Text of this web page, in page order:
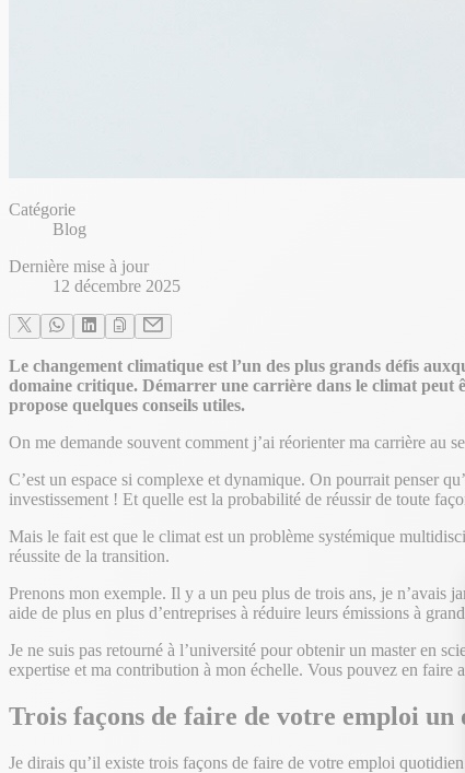
Catégorie
Blog
Dernière mise à jour
12 décembre 2025
Le changement climatique est l’un des plus grands défis
domaine critique. Démarrer une carrière dans le climat peut
propose quelques conseils utiles.
On me demande souvent comment j’ai réorienter ma carrière au
C’est un espace si complexe et dynamique. On pourrait penser
investissement ! Et quelle est la probabilité de réussir de toute
Mais le fait est que le climat est un problème systémique
réussite de la transition.
Prenons mon exemple. Il y a un peu plus de trois ans, je n’avais
aide de plus en plus d’entreprises à réduire leurs émissions à
Je ne suis pas retourné à l’université pour obtenir un master en
expertise et ma contribution à mon échelle. Vous pouvez en faire
Trois façons de faire de votre emploi
Je dirais qu’il existe trois façons de faire de votre emploi